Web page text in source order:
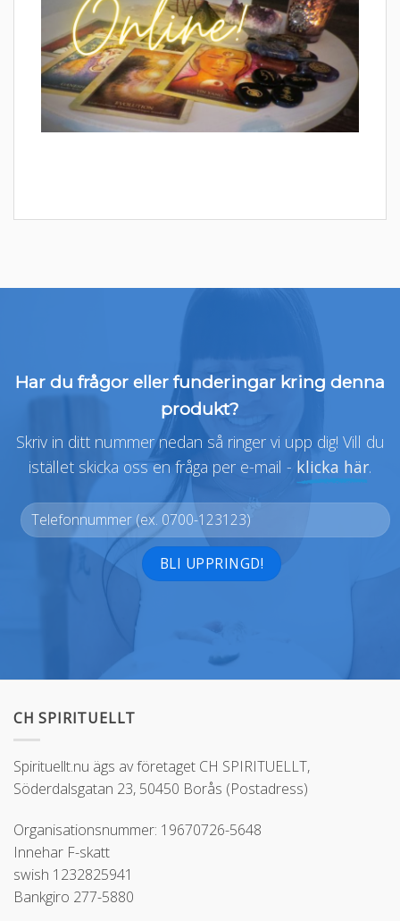
Har du frågor eller funderingar kring denna
produkt?
Skriv in ditt nummer nedan så ringer vi upp dig! Vill du
istället skicka oss en fråga per e-mail - klicka här.
CH SPIRITUELLT
Spirituellt.nu ägs av företaget CH SPIRITUELLT,
Söderdalsgatan 23, 50450 Borås (Postadress)
Organisationsnummer: 19670726-5648
Innehar F-skatt
swish 1232825941
Bankgiro 277-5880